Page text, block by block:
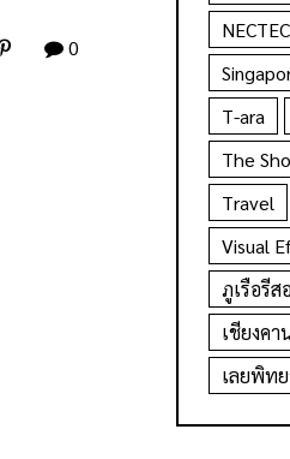
0
NECTEC
T-ara
The
Travel
Visual
ภูเรือรีส
เชียงคา
เลยพิท